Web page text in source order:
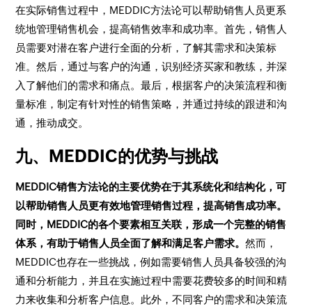
在实际销售过程中，MEDDIC方法论可以帮助销售人员更系
统地管理销售机会，提高销售效率和成功率。首先，销售人
员需要对潜在客户进行全面的分析，了解其需求和决策标
准。然后，通过与客户的沟通，识别经济买家和教练，并深
入了解他们的需求和痛点。最后，根据客户的决策流程和衡
量标准，制定有针对性的销售策略，并通过持续的跟进和沟
通，推动成交。
九、MEDDIC的优势与挑战
MEDDIC销售方法论的主要优势在于其系统化和结构化，可
以帮助销售人员更有效地管理销售过程，提高销售成功率。
同时，MEDDIC的各个要素相互关联，形成一个完整的销售
体系，有助于销售人员全面了解和满足客户需求。然而，
MEDDIC也存在一些挑战，例如需要销售人员具备较强的沟
通和分析能力，并且在实施过程中需要花费较多的时间和精
力来收集和分析客户信息。此外，不同客户的需求和决策流